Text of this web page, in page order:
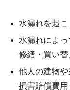
水漏れを起
水漏れによ
修繕・買い替
他人の建物
損害賠償費用